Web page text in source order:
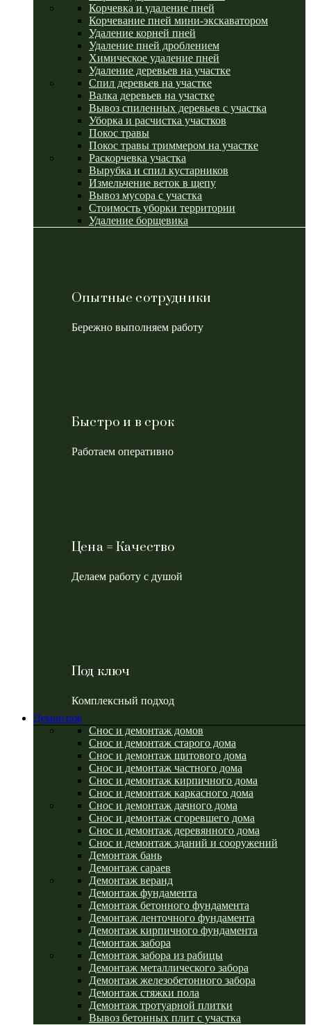
Корчевка и удаление пней
Корчевание пней мини-экскаватором
Удаление корней пней
Удаление пней дроблением
Химическое удаление пней
Удаление деревьев на участке
Спил деревьев на участке
Валка деревьев на участке
Вывоз спиленных деревьев с участка
Уборка и расчистка участков
Покос травы
Покос травы триммером на участке
Раскорчевка участка
Вырубка и спил кустарников
Измельчение веток в щепу
Вывоз мусора с участка
Стоимость уборки территории
Удаление борщевика
Опытные сотрудники
Бережно выполняем работу
Быстро и в срок
Работаем оперативно
Цена = Качество
Делаем работу с душой
Под ключ
Комплексный подход
Демонтаж
Снос и демонтаж домов
Снос и демонтаж старого дома
Снос и демонтаж щитового дома
Снос и демонтаж частного дома
Снос и демонтаж кирпичного дома
Снос и демонтаж каркасного дома
Снос и демонтаж дачного дома
Снос и демонтаж сгоревшего дома
Снос и демонтаж деревянного дома
Снос и демонтаж зданий и сооружений
Демонтаж бань
Демонтаж сараев
Демонтаж веранд
Демонтаж фундамента
Демонтаж бетонного фундамента
Демонтаж ленточного фундамента
Демонтаж кирпичного фундамента
Демонтаж забора
Демонтаж забора из рабицы
Демонтаж металлического забора
Демонтаж железобетонного забора
Демонтаж стяжки пола
Демонтаж тротуарной плитки
Вывоз бетонных плит с участка